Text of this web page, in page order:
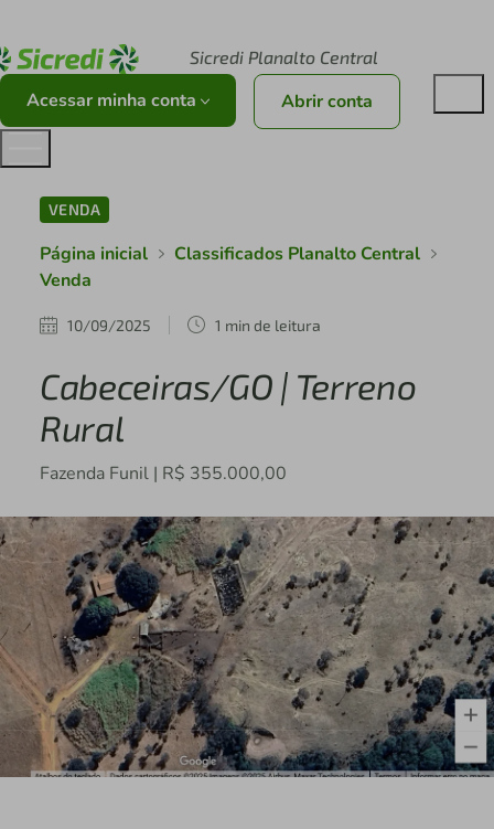
Sicredi Planalto Central
Acessar minha conta Abrir conta
VENDA
Página inicial
Classificados Planalto Central
Venda
10/09/2025 1 min de leitura
Cabeceiras/GO | Terreno
Rural
Fazenda Funil | R$ 355.000,00